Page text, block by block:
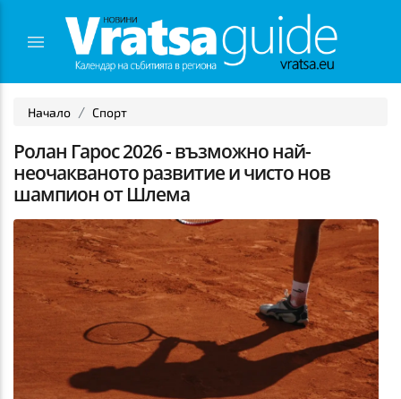
Начало Спорт
Ролан Гарос 2026 - възможно най-
неочакваното развитие и чисто нов
шампион от Шлема